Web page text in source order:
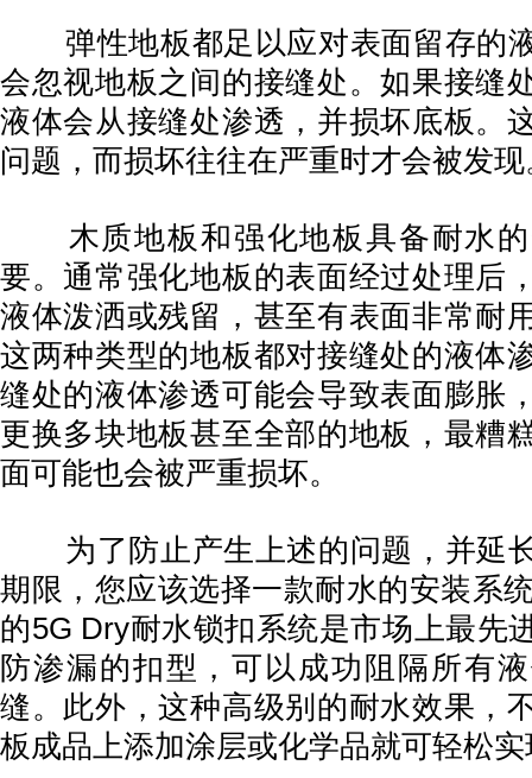
弹性地板都足以应对表面留存的
会忽视地板之间的接缝处。如果接缝
液体会从接缝处渗透，并损坏底板。
问题，而损坏往往在严重时才会被发现
木质地板和强化地板具备耐水的
要。通常强化地板的表面经过处理后
液体泼洒或残留，甚至有表面非常耐
这两种类型的地板都对接缝处的液体
缝处的液体渗透可能会导致表面膨胀
更换多块地板甚至全部的地板，最糟
面可能也会被严重损坏。
为了防止产生上述的问题，并延
期限，您应该选择一款耐水的安装系
的5G Dry耐水锁扣系统是市场上最先
防渗漏的扣型，可以成功阻隔所有
缝。此外，这种高级别的耐水效果，
板成品上添加涂层或化学品就可轻松实